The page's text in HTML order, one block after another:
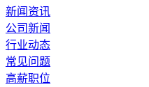
新闻资讯
公司新闻
行业动态
常见问题
高薪职位